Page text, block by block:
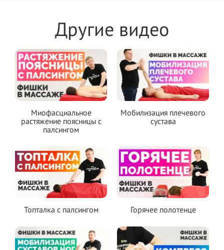
Другие видео
Миофасциальное
растяжение поясницы с
палсингом
Мобилизация плечевого
сустава
Топталка с палсингом Горячее полотенце